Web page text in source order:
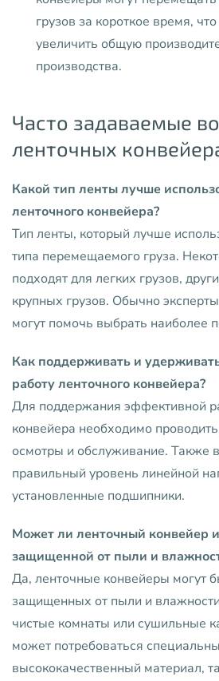
грузов за короткое время,
увеличить общую
производства.
Часто задаваемые
ленточных
Какой тип ленты лучше
ленточного конвейера?
Тип ленты, который лучше
типа перемещаемого груза.
подходят для легких грузов,
крупных грузов. Обычно
могут помочь выбрать наиболее
Как поддерживать и
работу ленточного конвейера?
Для поддержания эффективной
конвейера необходимо
осмотры и обслуживание. Также
правильный уровень линейной
установленные подшипники.
Может ли ленточный конвейер
защищенной от пыли и
Да, ленточные конвейеры могут
защищенных от пыли и
чистые комнаты или сушильные
может потребоваться
высококачественный материал,